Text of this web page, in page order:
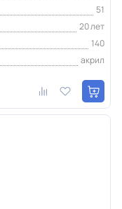
51
20 лет
140
акрил